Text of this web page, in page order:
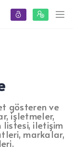
gösteren ve
işletmeler,
listesi, iletişim
markalar,